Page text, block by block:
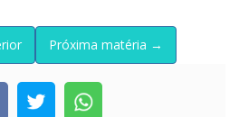
Próxima matéria →